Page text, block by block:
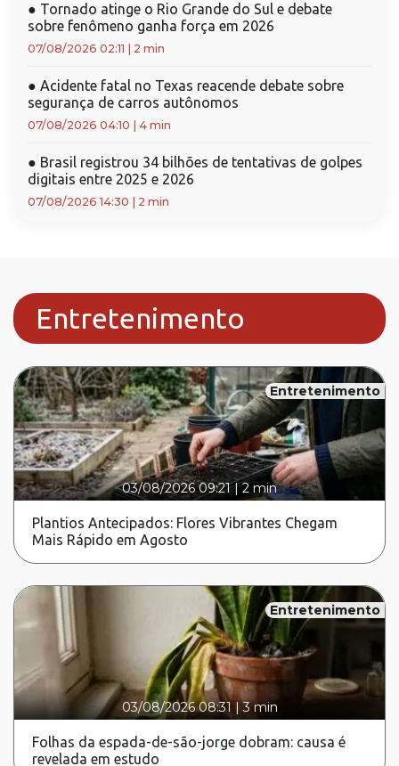
● Tornado atinge o Rio Grande do Sul e debate
sobre fenômeno ganha força em 2026
07/08/2026 02:11 2 min
● Acidente fatal no Texas reacende debate sobre
segurança de carros autônomos
07/08/2026 04:10 4 min
● Brasil registrou 34 bilhões de tentativas de golpes
digitais entre 2025 e 2026
07/08/2026 14:30 2 min
Entretenimento
Entretenimento
03/08/2026 09:21|2 min
Plantios Antecipados: Flores Vibrantes Chegam
Mais Rápido em Agosto
Entretenimento
03/08/2026 08:31 |3 min
Folhas da espada-de-são-jorge dobram: causa é
revelada em estudo